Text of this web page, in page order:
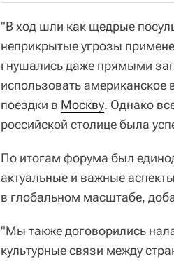
"В ход шли как щедрые
неприкрытые угрозы
гнушались даже прямыми
использовать американское
поездки в Москву. Однако
российской столице была
По итогам форума был
актуальные и важные
в глобальном масштабе,
"Мы также договорились
культурные связи между